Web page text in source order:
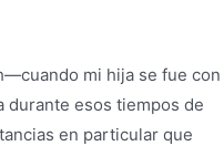
mi hija se fue con
durante esos tiempos de
en particular que